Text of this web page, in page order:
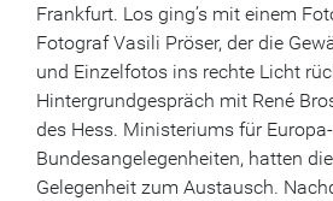
Frankfurt. Los ging’s mit einem
Fotograf Vasili Pröser, der die
und Einzelfotos ins rechte Licht
Hintergrundgespräch mit René
des Hess. Ministeriums für
Bundesangelegenheiten, hatten
Gelegenheit zum Austausch.